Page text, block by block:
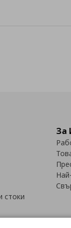
стоки
За